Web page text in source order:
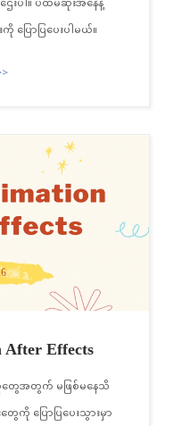
ပြောပြပေးပါမယ်။
After Effects
တွေအတွက် မဖြစ်မနေသိ
ကို ပြောပြပေးသွားမှာ